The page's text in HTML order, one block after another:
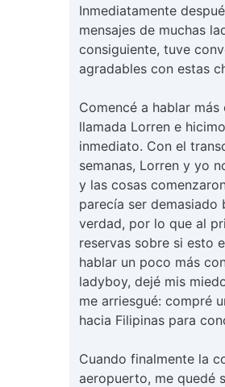
Inmediatamente
mensajes de muchas
consiguiente, tuve
agradables con estas
Comencé a hablar más
llamada Lorren e
inmediato. Con el
semanas, Lorren y yo
y las cosas
parecía ser demasiado
verdad, por lo que al
reservas sobre si esto
hablar un poco más
ladyboy, dejé mis
me arriesgué: compré
hacia Filipinas para
Cuando finalmente la
aeropuerto, me quedé